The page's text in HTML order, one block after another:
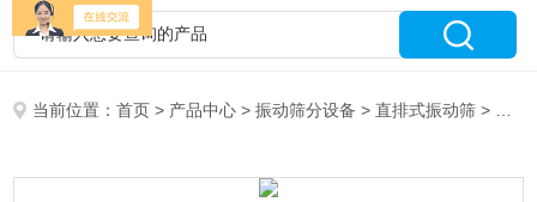
当前位置：首页 > 产品中心 >振动筛分设备 >直排式振动筛 > RA-600双电机直排筛